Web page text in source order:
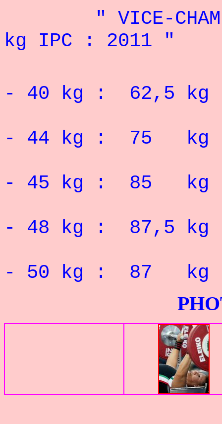
" VICE-
kg IPC : 2011 "
- 40 kg : 62,5 kg
- 44 kg : 75 kg
- 45 kg : 85 kg
- 48 kg : 87,5 kg
- 50 kg : 87 kg
PHOTOS